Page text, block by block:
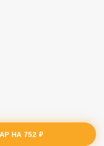
НА752 ₽